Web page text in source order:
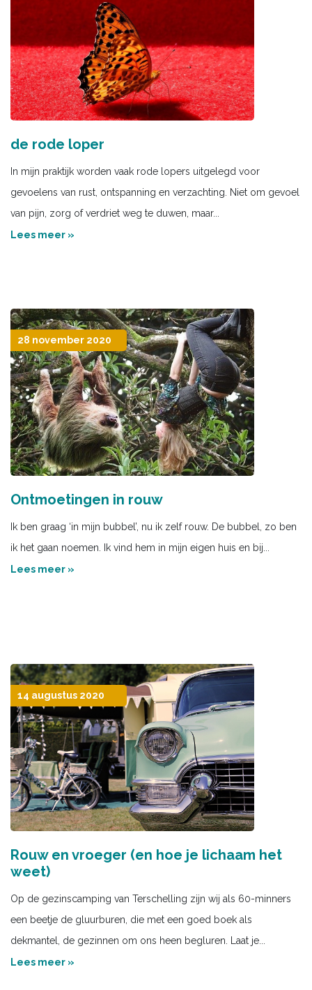
de rode loper
In mijn praktijk worden vaak rode lopers uitgelegd voor
gevoelens van rust, ontspanning en verzachting. Niet om gevoel
van pijn, zorg of verdriet weg te duwen, maar...
Lees meer »
28 november 2020
Ontmoetingen in rouw
Ik ben graag ‘in mijn bubbel’, nu ik zelf rouw. De bubbel, zo ben
ik het gaan noemen. Ik vind hem in mijn eigen huis en bij...
Lees meer »
14 augustus 2020
Rouw en vroeger (en hoe je lichaam het
weet)
Op de gezinscamping van Terschelling zijn wij als 60-minners
een beetje de gluurburen, die met een goed boek als
dekmantel, de gezinnen om ons heen begluren. Laat je...
Lees meer »